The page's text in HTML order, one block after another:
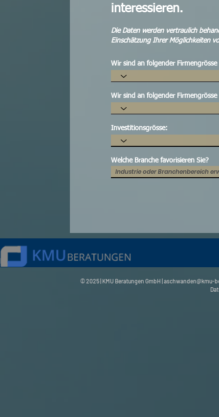
interessieren.
Die Daten werden vertraulich
Einschätzung Ihrer Möglichkeiten
Wir sind an folgender
Wir sind an folgender
Investitionsgrösse:
Welche Branche favorisieren Sie?
© 2025 | KMU Beratungen GmbH | aschwanden@kmu-